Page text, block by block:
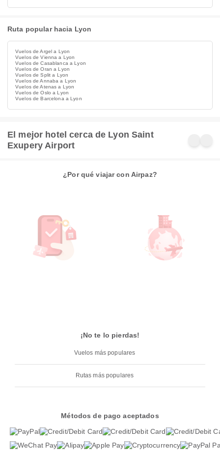
Ruta popular hacia Lyon
Vuelos de Argel a Lyon
Vuelos de Vienna a Lyon
Vuelos de Casablanca a Lyon
Vuelos de Oran a Lyon
Vuelos de Split a Lyon
Vuelos de Annaba a Lyon
Vuelos de Atenas a Lyon
Vuelos de Oslo a Lyon
Vuelos de Barcelona a Lyon
El mejor hotel cerca de Lyon Saint
Exupery Airport
¿Por qué viajar con Airpaz?
¡No te lo pierdas!
Vuelos más populares
Rutas más populares
Métodos de pago aceptados